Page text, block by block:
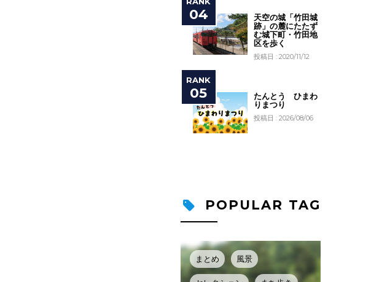
天空の城「竹田城
跡」の麓にたたず
む城下町・竹田地
区を歩く
投稿日 : 2020/11/12
たんとう ひまわ
りまつり
投稿日 : 2026/08/06
POPULAR TAG
まとめ 風景